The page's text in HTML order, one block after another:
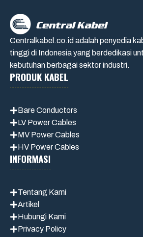
Centralkabel.co.id adalah penyedia
tinggi di Indonesia yang berdedikasi
kebutuhan berbagai sektor industri.
PRODUK KABEL
Bare Conductors
LV Power Cables
MV Power Cables
HV Power Cables
INFORMASI
Tentang Kami
Artikel
Hubungi Kami
Privacy Policy